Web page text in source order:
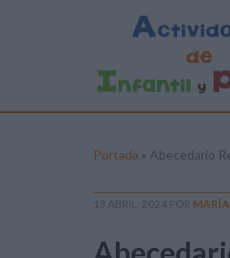
Portada » Abecedario
13 ABRIL, 2024 POR MARÍA